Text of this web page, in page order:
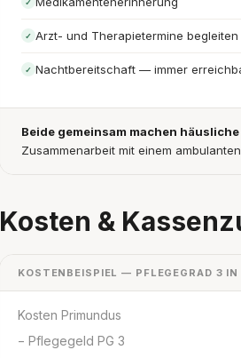
✓ Arzt- und Therapietermine begleiten
✓ Nachtbereitschaft — immer
Beide gemeinsam machen
Zusammenarbeit mit einem
Kosten &
KOSTENBEISPIEL — PFLEGEGRAD 3
Kosten Primundus
− Pflegegeld PG 3